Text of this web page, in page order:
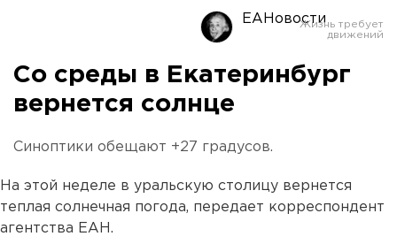
ЕАНовости
Со среды в Екатеринбург
вернется солнце
Синоптики обещают +27 градусов.
На этой неделе в уральскую столицу вернется
теплая солнечная погода, передает корреспондент
агентства ЕАН.